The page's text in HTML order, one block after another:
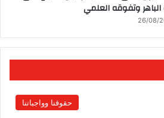
الباهر وتفوقه العلمي
26/08/
حقوقنا وواجباتنا